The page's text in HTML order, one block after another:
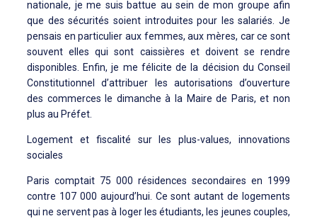
nationale, je me suis battue au sein de mon groupe afin
que des sécurités soient introduites pour les salariés. Je
pensais en particulier aux femmes, aux mères, car ce sont
souvent elles qui sont caissières et doivent se rendre
disponibles. Enfin, je me félicite de la décision du Conseil
Constitutionnel d’attribuer les autorisations d’ouverture
des commerces le dimanche à la Maire de Paris, et non
plus au Préfet.
Logement et fiscalité sur les plus-values, innovations
sociales
Paris comptait 75 000 résidences secondaires en 1999
contre 107 000 aujourd’hui. Ce sont autant de logements
qui ne servent pas à loger les étudiants, les jeunes couples,